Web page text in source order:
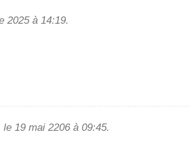
2025 à 14:19.
19 mai 2206 à 09:45.